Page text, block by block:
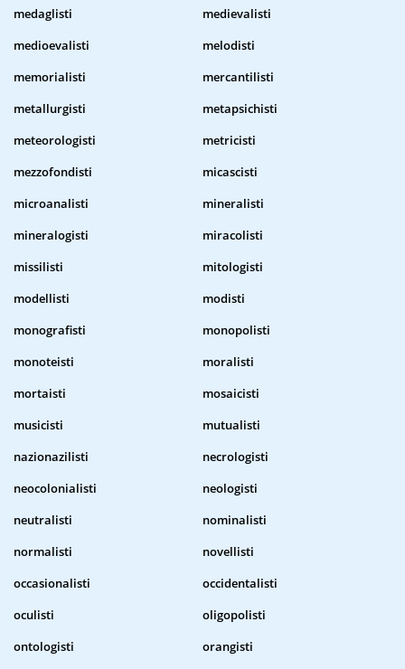
medaglisti
medievalisti
medioevalisti
melodisti
memorialisti
mercantilisti
metallurgisti
metapsichisti
meteorologisti
metricisti
mezzofondisti
micascisti
microanalisti
mineralisti
mineralogisti
miracolisti
missilisti
mitologisti
modellisti
modisti
monografisti
monopolisti
monoteisti
moralisti
mortaisti
mosaicisti
musicisti
mutualisti
nazionazilisti
necrologisti
neocolonialisti
neologisti
neutralisti
nominalisti
normalisti
novellisti
occasionalisti
occidentalisti
oculisti
oligopolisti
ontologisti
orangisti